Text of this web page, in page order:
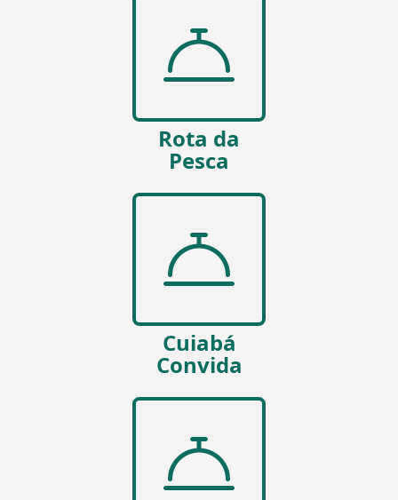
Rota da
Pesca
Cuiabá
Convida